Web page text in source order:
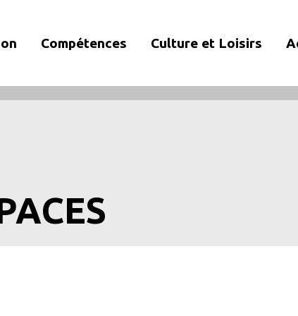
Compétences Culture et Loisirs